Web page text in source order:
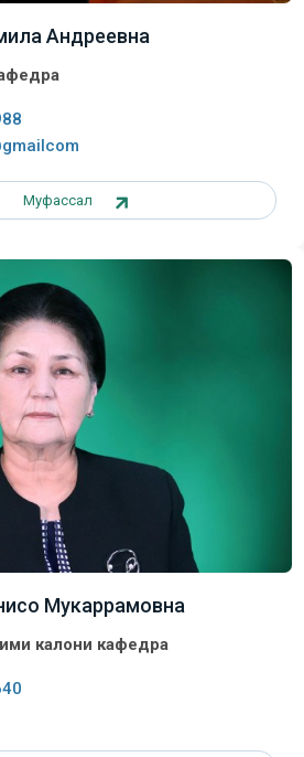
Андреевна
Муфассал
Мукаррамовна
калони кафедра